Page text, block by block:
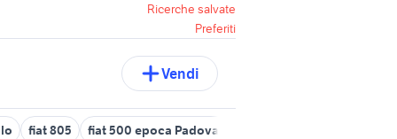
Ricerche salvate
Preferiti
Vendi
fiat 805 fiat 500 epoca Padova provincia